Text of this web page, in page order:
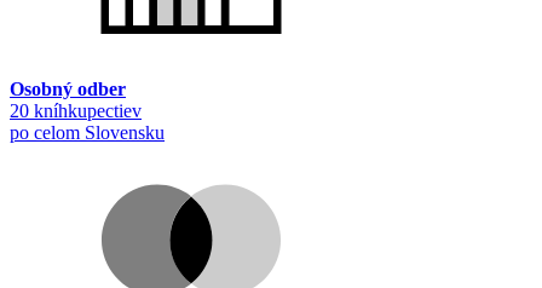
Osobný odber
20 kníhkupectiev
po celom Slovensku